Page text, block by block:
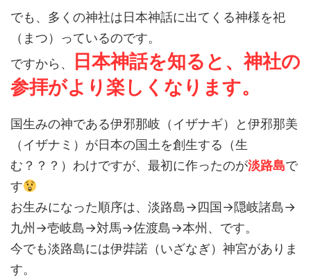
でも、多くの神社は日本神話に出てくる神様を祀
（まつ）っているのです。
ですから、
日本神話を知ると、神社の
参拝がより楽しくなります。
国生みの神である伊邪那岐（イザナギ）と伊邪那美
（イザナミ）が日本の国土を創生する（生
む？？？）わけですが、最初に作ったのが淡路島で
す
お生みになった順序は、淡路島→四国→隠岐諸島→
九州→壱岐島→対馬→佐渡島→本州、です。
今でも淡路島には伊弉諾（いざなぎ）神宮がありま
す。